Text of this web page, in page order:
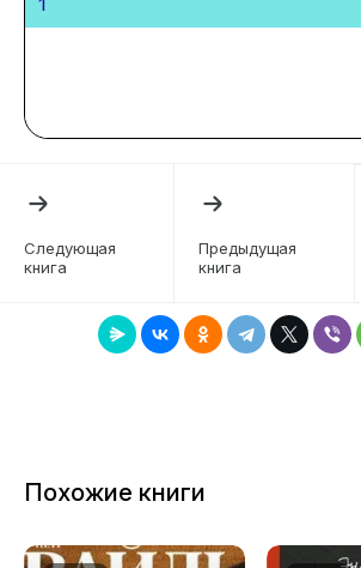
Следующая
книга
Предыдущая
книга
Похожие книги